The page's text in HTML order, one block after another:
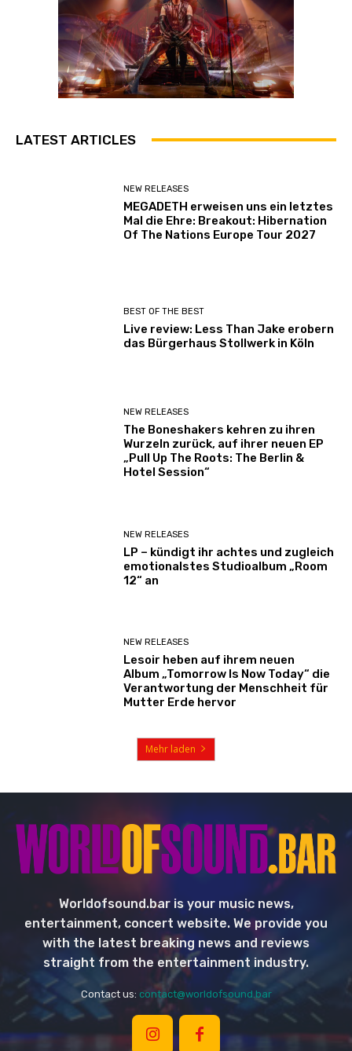
LATEST ARTICLES
NEW RELEASES
MEGADETH erweisen uns ein letztes
Mal die Ehre: Breakout: Hibernation
Of The Nations Europe Tour 2027
BEST OF THE BEST
Live review: Less Than Jake erobern
das Bürgerhaus Stollwerk in Köln
NEW RELEASES
The Boneshakers kehren zu ihren
Wurzeln zurück, auf ihrer neuen EP
„Pull Up The Roots: The Berlin &
Hotel Session“
NEW RELEASES
LP – kündigt ihr achtes und zugleich
emotionalstes Studioalbum „Room
12“ an
NEW RELEASES
Lesoir heben auf ihrem neuen
Album „Tomorrow Is Now Today“ die
Verantwortung der Menschheit für
Mutter Erde hervor
Mehr laden
Worldofsound.bar is your music news,
entertainment, concert website. We provide you
with the latest breaking news and reviews
straight from the entertainment industry.
Contact us: contact@worldofsound.bar